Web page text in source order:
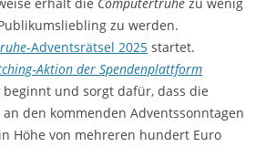
zu werden.
-Adventsrätsel 2025 startet.
der Spendenplattform
beginnt und sorgt dafür, dass die
an den kommenden Adventssonntagen
Höhe von mehreren hundert Euro